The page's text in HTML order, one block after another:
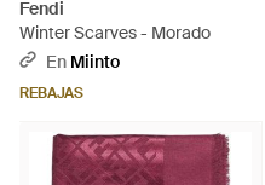
Fendi
Winter Scarves - Morado
En Miinto
REBAJAS